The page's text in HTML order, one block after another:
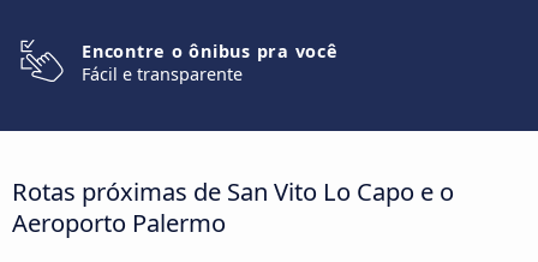
Encontre o ônibus pra você
Fácil e transparente
Rotas próximas de San Vito Lo Capo e o
Aeroporto Palermo